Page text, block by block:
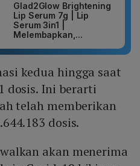
Glad2Glow Brightening
Lip Serum 7g | Lip
Serum 3in1 |
Melembapkan,...
kedua hingga saat
dosis. Ini berarti
telah memberikan
dosis.
akan menerima